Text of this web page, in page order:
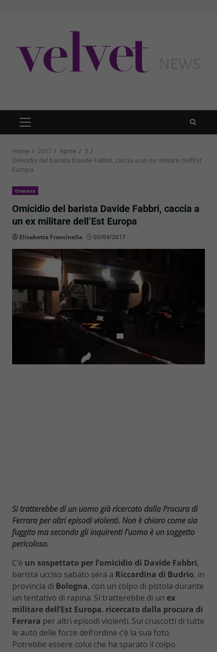
PRIMARY
MENU
Home 2017 Aprile
3
Omicidio del barista Davide Fabbri, caccia a un ex militare dell’Est
Europa
Cronaca
Omicidio del barista Davide Fabbri, caccia a
un ex militare dell’Est Europa
Elisabetta Francinella 03/04/2017
Si tratterebbe di un uomo già ricercato dalla Procura di
Ferrara per altri episodi violenti. Non è chiaro come sia
fuggito ma secondo gli inquirenti l’uomo è un soggetto
pericoloso.
C’è un sospettato per l’omicidio di Davide Fabbri,
barista ucciso sabato sera a Riccardina di Budrio, in
provincia di Bologna, con un colpo di pistola durante
un tentativo di rapina. Si tratterebbe di un ex
militare dell’Est Europa, ricercato dalla procura di
Ferrara per altri episodi violenti. Sui cruscotti di tutte
le auto delle forze dell’ordine c’è la sua foto.
Potrebbe essere colui che ha sparato il colpo